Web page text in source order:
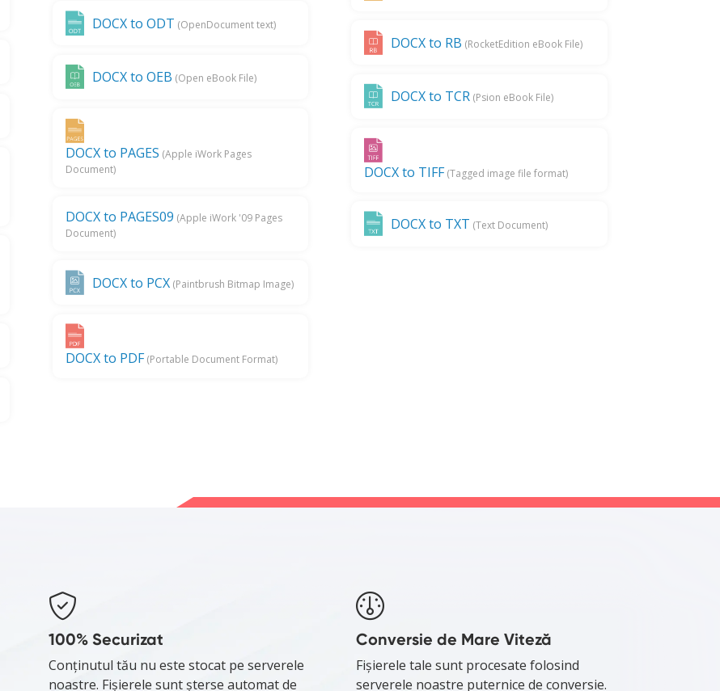
DOCX to ODT (OpenDocument text)
DOCX to OEB (Open eBook File)
DOCX to PAGES (Apple iWork Pages
Document)
DOCX to PAGES09 (Apple iWork '09 Pages
Document)
DOCX to PCX(Paintbrush Bitmap Image)
DOCX to PDF(Portable Document Format)
DOCX to RB (RocketEdition eBook File)
DOCX to TCR(Psion eBook File)
DOCX to TIFF(Tagged image file format)
DOCX to TXT (Text Document)
100% Securizat
Conținutul tău nu este stocat pe serverele
noastre. Fișierele sunt șterse automat de
Conversie de Mare Viteză
Fișierele tale sunt procesate folosind
serverele noastre puternice de conversie.